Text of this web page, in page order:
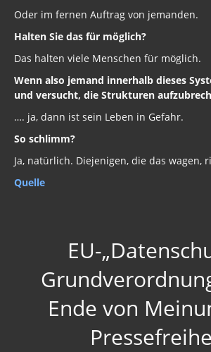
Oder im fernen Auftrag von jemanden.
Halten Sie das für möglich?
Das halten viele Menschen für möglich.
Wenn also jemand innerhalb dieses
und versucht, die Strukturen
…. ja, dann ist sein Leben in Gefahr.
So schlimm?
Ja, natürlich. Diejenigen, die das wagen,
Quelle
EU-
Ende von